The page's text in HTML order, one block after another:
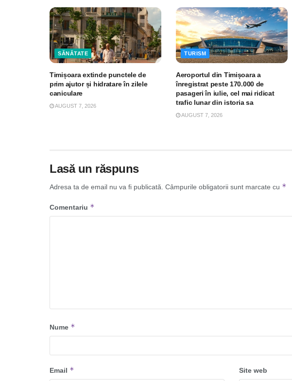
SĂNĂTATE
Timișoara extinde punctele de
prim ajutor și hidratare în zilele
caniculare
AUGUST 7, 2026
TURISM
Aeroportul din Timișoara a
înregistrat peste 170.000 de
pasageri în iulie, cel mai ridicat
trafic lunar din istoria sa
AUGUST 7, 2026
Lasă un răspuns
Adresa ta de email nu va fi publicată. Câmpurile obligatorii sunt marcate cu *
Comentariu *
Nume *
Email * Site web